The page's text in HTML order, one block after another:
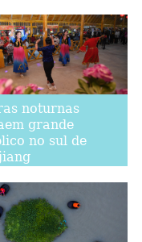
noturnas
grande
no sul de